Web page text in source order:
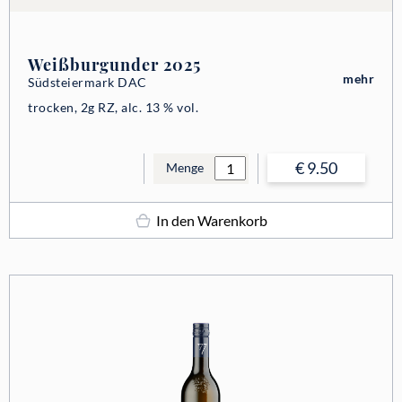
Weißburgunder 2025
Südsteiermark DAC
trocken, 2g RZ, alc. 13 % vol.
mehr
Menge € 9.50
In den Warenkorb